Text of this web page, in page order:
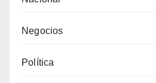
Negocios
Política